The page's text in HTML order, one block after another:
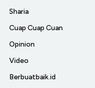
Sharia
Cuap Cuap Cuan
Opinion
Video
Berbuatbaik.id